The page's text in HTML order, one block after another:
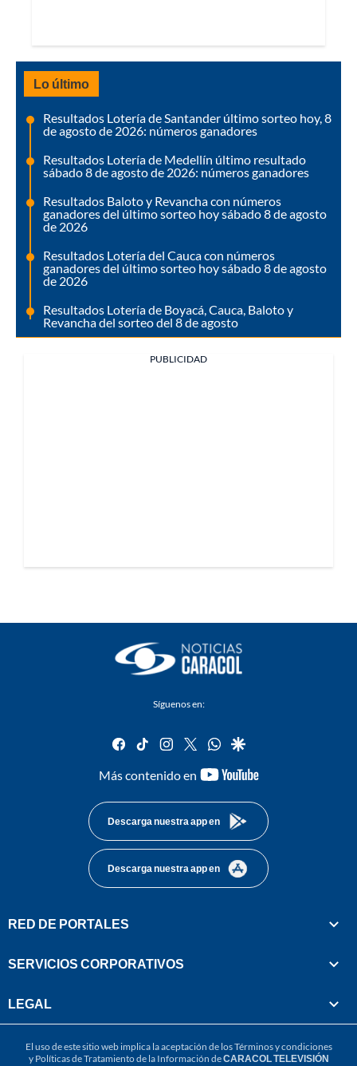
Lo último
Resultados Lotería de Santander último sorteo hoy, 8
de agosto de 2026: números ganadores
Resultados Lotería de Medellín último resultado
sábado 8 de agosto de 2026: números ganadores
Resultados Baloto y Revancha con números
ganadores del último sorteo hoy sábado 8 de agosto
de 2026
Resultados Lotería del Cauca con números
ganadores del último sorteo hoy sábado 8 de agosto
de 2026
Resultados Lotería de Boyacá, Cauca, Baloto y
Revancha del sorteo del 8 de agosto
PUBLICIDAD
Síguenos en:
facebook
tiktok instagram
twitterwhatsapp
google
Más contenido en
youtube-
Descarga nuestra app en
Descarga nuestra app en
RED DE PORTALES
SERVICIOS CORPORATIVOS
LEGAL
El uso de este sitio web implica la aceptación de losTérminos y condiciones
y Políticas de Tratamiento de la Información deCARACOL TELEVISIÓN